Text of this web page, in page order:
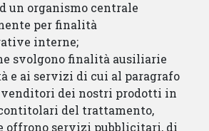
un organismo centrale
per finalità
interne;
svolgono finalità ausiliarie
e ai servizi di cui al paragrafo
venditori dei nostri prodotti in
del trattamento,
offrono servizi pubblicitari, di